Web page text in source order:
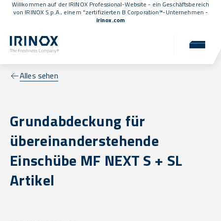
Willkommen auf der IRINOX Professional-Website - ein Geschäftsbereich
von IRINOX S.p.A., einem "zertifizierten B Corporation™-Unternehmen -
irinox.com
Alles sehen
Grundabdeckung für
übereinanderstehende
Einschübe MF NEXT S + SL
Artikel